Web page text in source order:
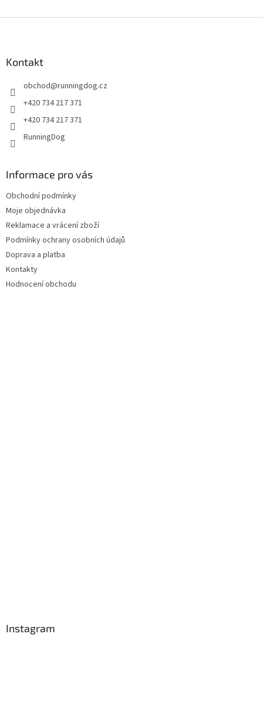
Kontakt
obchod@runningdog.cz
+420 734 217 371
+420 734 217 371
RunningDog
Informace pro vás
Obchodní podmínky
Moje objednávka
Reklamace a vrácení zboží
Podmínky ochrany osobních údajů
Doprava a platba
Kontakty
Hodnocení obchodu
Instagram